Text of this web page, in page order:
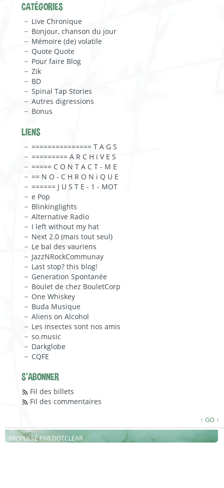
CATÉGORIES
Live Chronique
Bonjour, chanson du jour
Mémoire (de) volatile
Quote Quote
Pour faire Blog
Zik
BD
Spinal Tap Stories
Autres digressions
Bonus
LIENS
=============== T A G S
========= A R C H i V E S
===== C O N T A C T - M E
== N O - C H R O N i Q U E
====== J U S T E - 1 - MOT
e Pop
Blinkinglights
Alternative Radio
I left without my hat
Next 2.0 (mais tout seul)
Le bal des vauriens
JazzNRockCommunay
Last stop? this blog!
Generation Spontanée
Boulet de chez BouletCorp
One Whiskey
Buda Musique
Aliens on Alcohol
Les insectes sont nos amis
so.music
Darkglobe
CQFE
S'ABONNER
Fil des billets
Fil des commentaires
PROPULSÉ PAR DOTCLEAR
↑ GO ↑